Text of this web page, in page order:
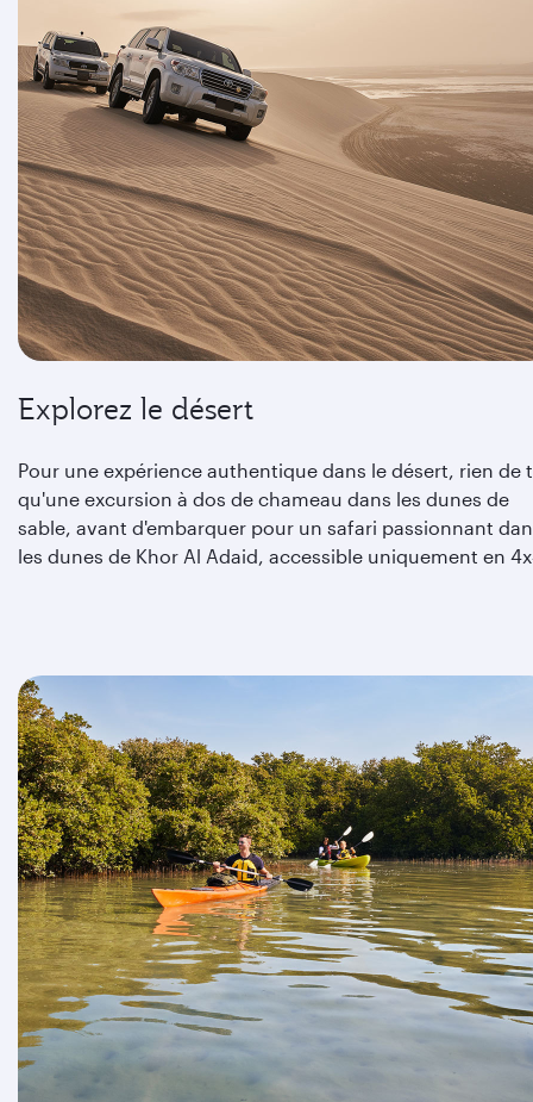
Explorez le désert
Pour une expérience authentique dans le désert, rien de
qu'une excursion à dos de chameau dans les dunes de
sable, avant d'embarquer pour un safari passionnant
les dunes de Khor Al Adaid, accessible uniquement en